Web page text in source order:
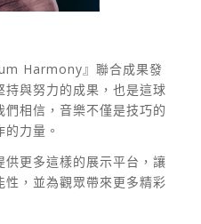
Harmony』聯合成果發
與努力的成果，也是這球
相信，音樂不僅是技巧的
力量。
更多這樣的展示平台，讓
，並為觀眾帶來更多精彩